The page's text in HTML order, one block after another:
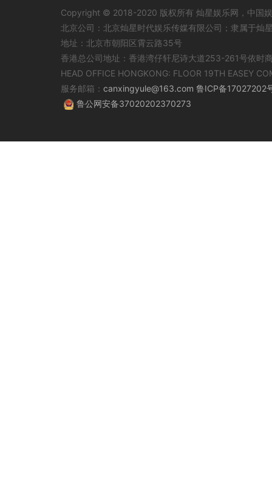
Copyright © 2018-2020 版权所有 灿星娱乐网，中国
北京公司：北京灿星时代娱乐传媒有限公司；隶属于灿
地址：北京市朝阳区霄云路35号
香港总公司地址：香港湾仔轩尼诗大道253-261号依时
HEAD OFFICE HONGKONG: FLOOR 19TH EASEY
服务邮箱： canxingyule@163.com 鲁ICP备17027202
鲁公网安备37020202370273